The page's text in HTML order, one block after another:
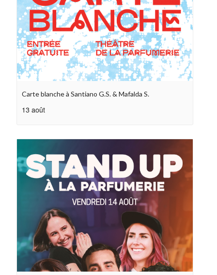
Carte blanche à Santiano G.S. & Mafalda S.
13 août